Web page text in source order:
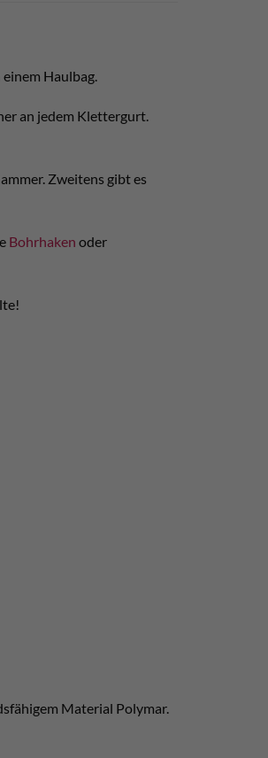
Haulbag.
an jedem Klettergurt.
Zweitens gibt es
Bohrhaken oder
Material Polymar.